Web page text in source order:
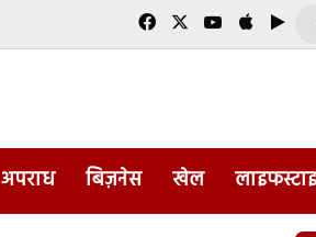
FacebookYouTube
Apple
अपराध बिज़नेस खेल